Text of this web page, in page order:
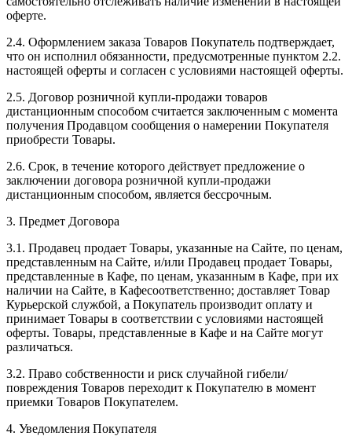
оферте.
2.4. Оформлением заказа Товаров Покупатель подтверждает,
что он исполнил обязанности, предусмотренные пунктом 2.2.
настоящей оферты и согласен с условиями настоящей оферты.
2.5. Договор розничной купли-продажи товаров
дистанционным способом считается заключенным с момента
получения Продавцом сообщения о намерении Покупателя
приобрести Товары.
2.6. Срок, в течение которого действует предложение о
заключении договора розничной купли-продажи
дистанционным способом, является бессрочным.
3. Предмет Договора
3.1. Продавец продает Товары, указанные на Сайте, по ценам,
представленным на Сайте, и/или Продавец продает Товары,
представленные в Кафе, по ценам, указанным в Кафе, при их
наличии на Сайте, в Кафесоответственно; доставляет Товар
Курьерской службой, а Покупатель производит оплату и
принимает Товары в соответствии с условиями настоящей
оферты. Товары, представленные в Кафе и на Сайте могут
различаться.
3.2. Право собственности и риск случайной гибели/
повреждения Товаров переходит к Покупателю в момент
приемки Товаров Покупателем.
4. Уведомления Покупателя